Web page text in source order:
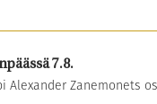
7.8.
Zanemonets